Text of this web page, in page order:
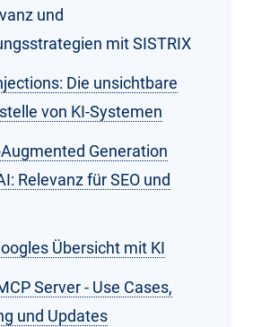
und
mit SISTRIX
Die unsichtbare
von KI-Systemen
Generation
Relevanz für SEO und
Übersicht mit KI
Server - Use Cases,
und Updates